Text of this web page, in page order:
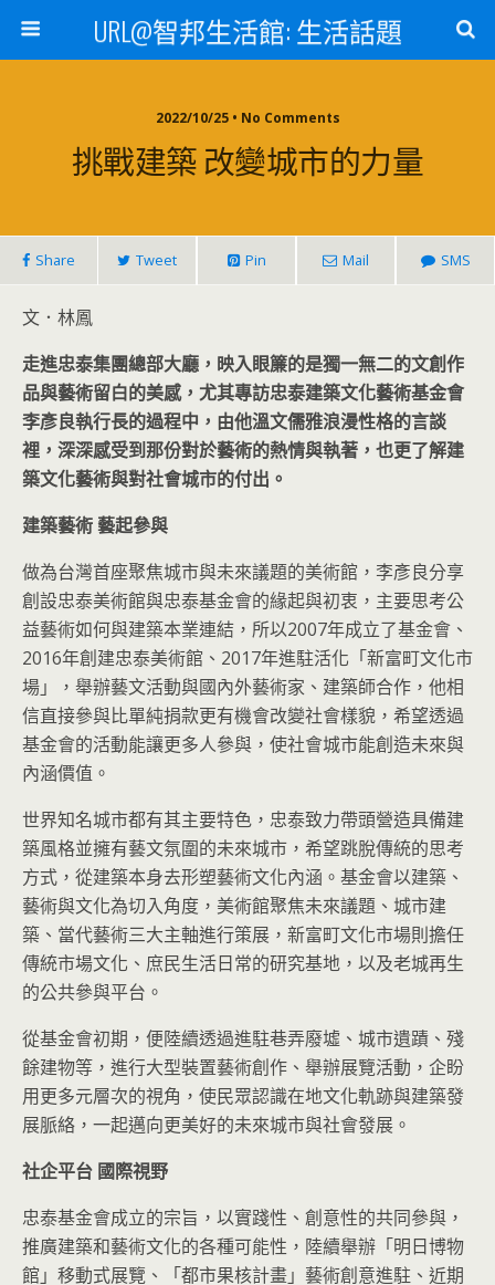
URL@智邦生活館: 生活話題
2022/10/25 • No Comments
挑戰建築 改變城市的力量
Share Tweet Pin Mail SMS
文．林鳳
走進忠泰集團總部大廳，映入眼簾的是獨一無二的文創作
品與藝術留白的美感，尤其專訪忠泰建築文化藝術基金會
李彥良執行長的過程中，由他溫文儒雅浪漫性格的言談
裡，深深感受到那份對於藝術的熱情與執著，也更了解建
築文化藝術與對社會城市的付出。
建築藝術藝起參與
做為台灣首座聚焦城市與未來議題的美術館，李彥良分享
創設忠泰美術館與忠泰基金會的緣起與初衷，主要思考公
益藝術如何與建築本業連結，所以2007年成立了基金會、
2016年創建忠泰美術館、2017年進駐活化「新富町文化市
場」，舉辦藝文活動與國內外藝術家、建築師合作，他相
信直接參與比單純捐款更有機會改變社會樣貌，希望透過
基金會的活動能讓更多人參與，使社會城市能創造未來與
內涵價值。
世界知名城市都有其主要特色，忠泰致力帶頭營造具備建
築風格並擁有藝文氛圍的未來城市，希望跳脫傳統的思考
方式，從建築本身去形塑藝術文化內涵。基金會以建築、
藝術與文化為切入角度，美術館聚焦未來議題、城市建
築、當代藝術三大主軸進行策展，新富町文化市場則擔任
傳統市場文化、庶民生活日常的研究基地，以及老城再生
的公共參與平台。
從基金會初期，便陸續透過進駐巷弄廢墟、城市遺蹟、殘
餘建物等，進行大型裝置藝術創作、舉辦展覽活動，企盼
用更多元層次的視角，使民眾認識在地文化軌跡與建築發
展脈絡，一起邁向更美好的未來城市與社會發展。
社企平台 國際視野
忠泰基金會成立的宗旨，以實踐性、創意性的共同參與，
推廣建築和藝術文化的各種可能性，陸續舉辦「明日博物
館」移動式展覽、「都市果核計畫」藝術創意進駐、近期